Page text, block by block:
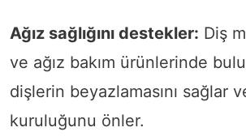
Ağız sağlığını destekler: Diş
ve ağız bakım ürünlerinde
dişlerin beyazlamasını sağlar
kuruluğunu önler.